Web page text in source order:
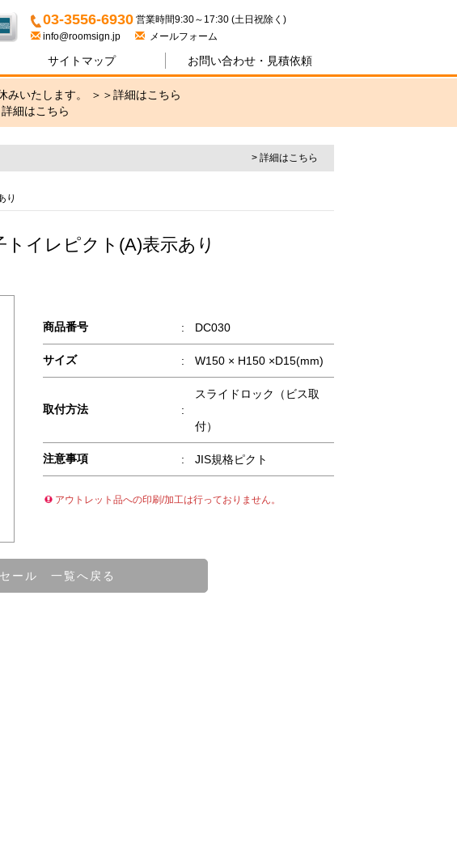
リッジワン
03-3556-6930 営業時間9:30～17:30 (土日祝除く)
info@roomsign.jp
メールフォーム
サイトマップ お問い合わせ・ 見積依頼
みいたします。 ＞＞詳細はこちら
詳細はこちら
> 詳細はこちら
り
トイレピクト(A)表示あり
商品番号 : DC030
サイズ : W150 × H150 ×D15(mm)
取付方法 :
スライドロック（ビス取
付）
注意事項 : JIS規格ピクト
アウトレット品への印刷/加工は行っておりません。
ール 一覧へ戻る